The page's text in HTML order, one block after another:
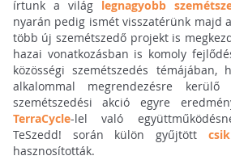
írtunk a világ legnagyobb
nyarán pedig ismét visszatérünk majd
több új szemétszedő projekt is
hazai vonatkozásban is komoly
közösségi szemétszedés témájában,
alkalommal megrendezésre
szemétszedési akció egyre
TerraCycle-lel való
TeSzedd! során külön gyűjtött
hasznosították.